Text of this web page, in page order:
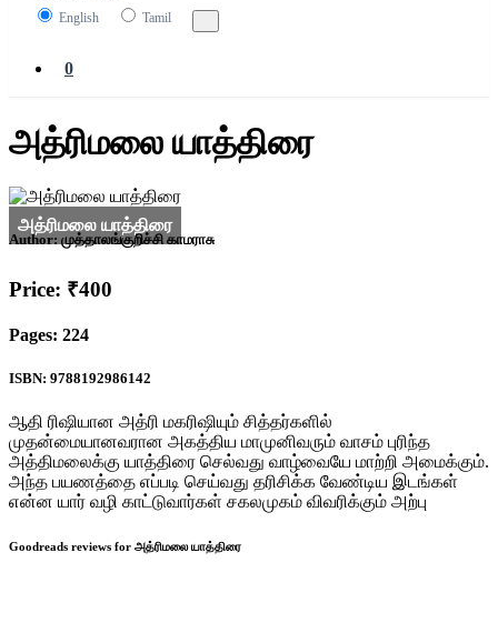
English
Tamil
0
அத்ரிமலை யாத்திரை
Author: முத்தாலங்குறிச்சி காமராசு
Price: ₹400
Pages: 224
ISBN: 9788192986142
ஆதி ரிஷியான அத்ரி மகரிஷியும் சித்தர்களில்
முதன்மையானவரான அகத்திய மாமுனிவரும் வாசம் புரிந்த
அத்திமலைக்கு யாத்திரை செல்வது வாழ்வையே மாற்றி அமைக்கும்.
அந்த பயணத்தை எப்படி செய்வது தரிசிக்க வேண்டிய இடங்கள்
என்ன யார் வழி காட்டுவார்கள் சகலமுகம் விவரிக்கும் அற்பு
Goodreads reviews for அத்ரிமலை யாத்திரை